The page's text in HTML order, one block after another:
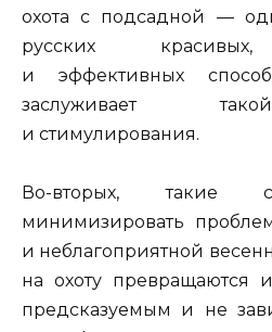
охота с подсадной —
русских красивых,
и эффективных
заслуживает
и стимулирования.
Во-вторых, такие
минимизировать
и неблагоприятной
на охоту превращаются
предсказуемым и не